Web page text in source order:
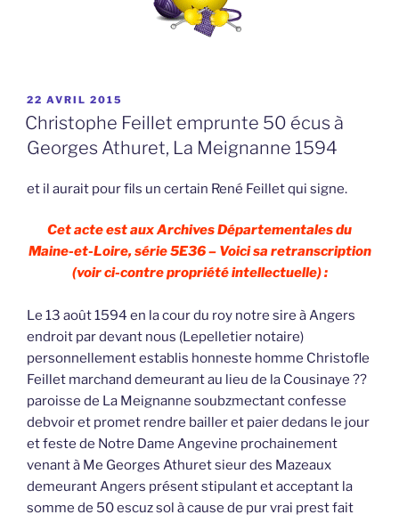
PUBLIÉ
LE
22 AVRIL 2015
Christophe Feillet emprunte 50 écus à
Georges Athuret, La Meignanne 1594
et il aurait pour fils un certain René Feillet qui signe.
Cet acte est aux Archives Départementales du
Maine-et-Loire, série 5E36 – Voici sa retranscription
(voir ci-contre propriété intellectuelle) :
Le 13 août 1594 en la cour du roy notre sire à Angers
endroit par devant nous (Lepelletier notaire)
personnellement establis honneste homme Christofle
Feillet marchand demeurant au lieu de la Cousinaye ??
paroisse de La Meignanne soubzmectant confesse
debvoir et promet rendre bailler et paier dedans le jour
et feste de Notre Dame Angevine prochainement
venant à Me Georges Athuret sieur des Mazeaux
demeurant Angers présent stipulant et acceptant la
somme de 50 escuz sol à cause de pur vrai prest fait